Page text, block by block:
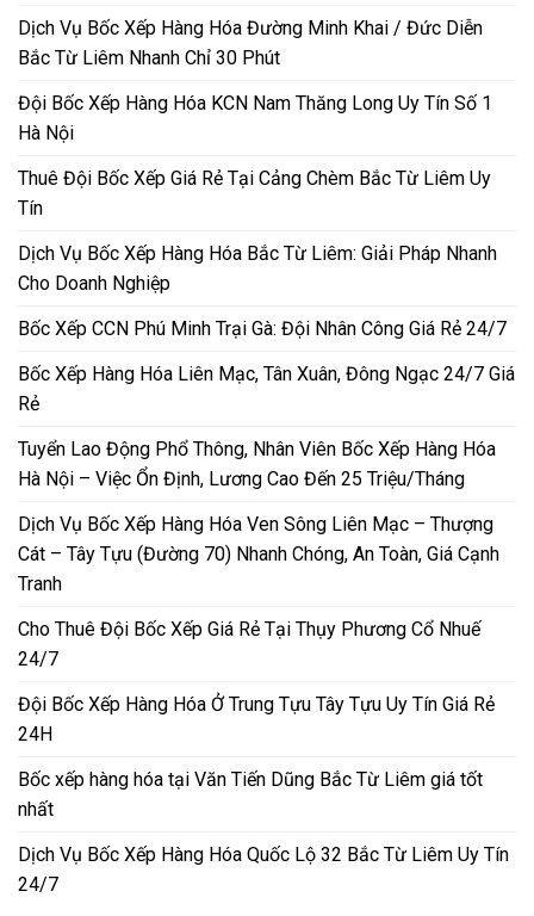
Dịch Vụ Bốc Xếp Hàng Hóa Đường Minh Khai / Đức Diễn
Bắc Từ Liêm Nhanh Chỉ 30 Phút
Đội Bốc Xếp Hàng Hóa KCN Nam Thăng Long Uy Tín Số 1
Hà Nội
Thuê Đội Bốc Xếp Giá Rẻ Tại Cảng Chèm Bắc Từ Liêm Uy
Tín
Dịch Vụ Bốc Xếp Hàng Hóa Bắc Từ Liêm: Giải Pháp Nhanh
Cho Doanh Nghiệp
Bốc Xếp CCN Phú Minh Trại Gà: Đội Nhân Công Giá Rẻ 24/7
Bốc Xếp Hàng Hóa Liên Mạc, Tân Xuân, Đông Ngạc 24/7 Giá
Rẻ
Tuyển Lao Động Phổ Thông, Nhân Viên Bốc Xếp Hàng Hóa
Hà Nội – Việc Ổn Định, Lương Cao Đến 25 Triệu/Tháng
Dịch Vụ Bốc Xếp Hàng Hóa Ven Sông Liên Mạc – Thượng
Cát – Tây Tựu (Đường 70) Nhanh Chóng, An Toàn, Giá Cạnh
Tranh
Cho Thuê Đội Bốc Xếp Giá Rẻ Tại Thụy Phương Cổ Nhuế
24/7
Đội Bốc Xếp Hàng Hóa Ở Trung Tựu Tây Tựu Uy Tín Giá Rẻ
24H
Bốc xếp hàng hóa tại Văn Tiến Dũng Bắc Từ Liêm giá tốt
nhất
Dịch Vụ Bốc Xếp Hàng Hóa Quốc Lộ 32 Bắc Từ Liêm Uy Tín
24/7